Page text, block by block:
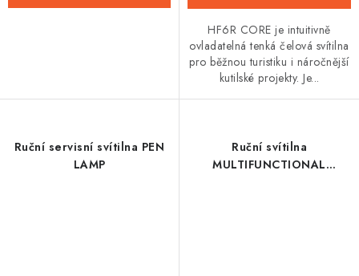
HF6R CORE je intuitivně
ovladatelná tenká čelová svítilna
pro běžnou turistiku i náročnější
kutilské projekty. Je...
Ruční servisní svítilna PEN
LAMP
Ruční svítilna
MULTIFUNCTIONAL